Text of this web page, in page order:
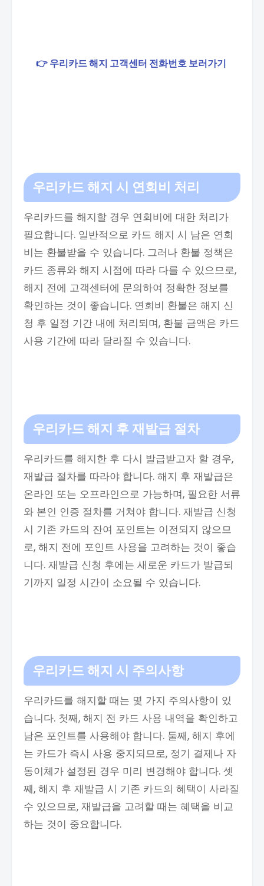
👉 우리카드 해지 고객센터 전화번호 보러가기
우리카드 해지 시 연회비 처리
우리카드를 해지할 경우 연회비에 대한 처리가
필요합니다. 일반적으로 카드 해지 시 남은 연회
비는 환불받을 수 있습니다. 그러나 환불 정책은
카드 종류와 해지 시점에 따라 다를 수 있으므로,
해지 전에 고객센터에 문의하여 정확한 정보를
확인하는 것이 좋습니다. 연회비 환불은 해지 신
청 후 일정 기간 내에 처리되며, 환불 금액은 카드
사용 기간에 따라 달라질 수 있습니다.
우리카드 해지 후 재발급 절차
우리카드를 해지한 후 다시 발급받고자 할 경우,
재발급 절차를 따라야 합니다. 해지 후 재발급은
온라인 또는 오프라인으로 가능하며, 필요한 서류
와 본인 인증 절차를 거쳐야 합니다. 재발급 신청
시 기존 카드의 잔여 포인트는 이전되지 않으므
로, 해지 전에 포인트 사용을 고려하는 것이 좋습
니다. 재발급 신청 후에는 새로운 카드가 발급되
기까지 일정 시간이 소요될 수 있습니다.
우리카드 해지 시 주의사항
우리카드를 해지할 때는 몇 가지 주의사항이 있
습니다. 첫째, 해지 전 카드 사용 내역을 확인하고
남은 포인트를 사용해야 합니다. 둘째, 해지 후에
는 카드가 즉시 사용 중지되므로, 정기 결제나 자
동이체가 설정된 경우 미리 변경해야 합니다. 셋
째, 해지 후 재발급 시 기존 카드의 혜택이 사라질
수 있으므로, 재발급을 고려할 때는 혜택을 비교
하는 것이 중요합니다.